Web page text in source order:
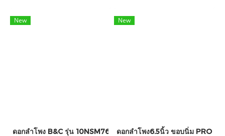
New
ดอกลำโพง B&C รุ่น 10NSM76
New
ดอกลำโพง6.5นิ้ว ขอบนิ่ม